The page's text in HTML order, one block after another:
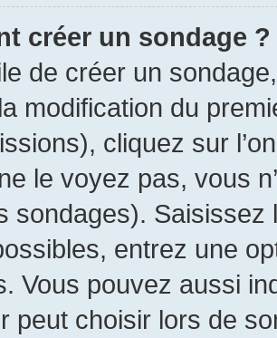
créer un sondage ?
de créer un
modification du
cliquez sur
le voyez pas, vous
sondages).
entrez une
Vous pouvez aussi
peut choisir lors de